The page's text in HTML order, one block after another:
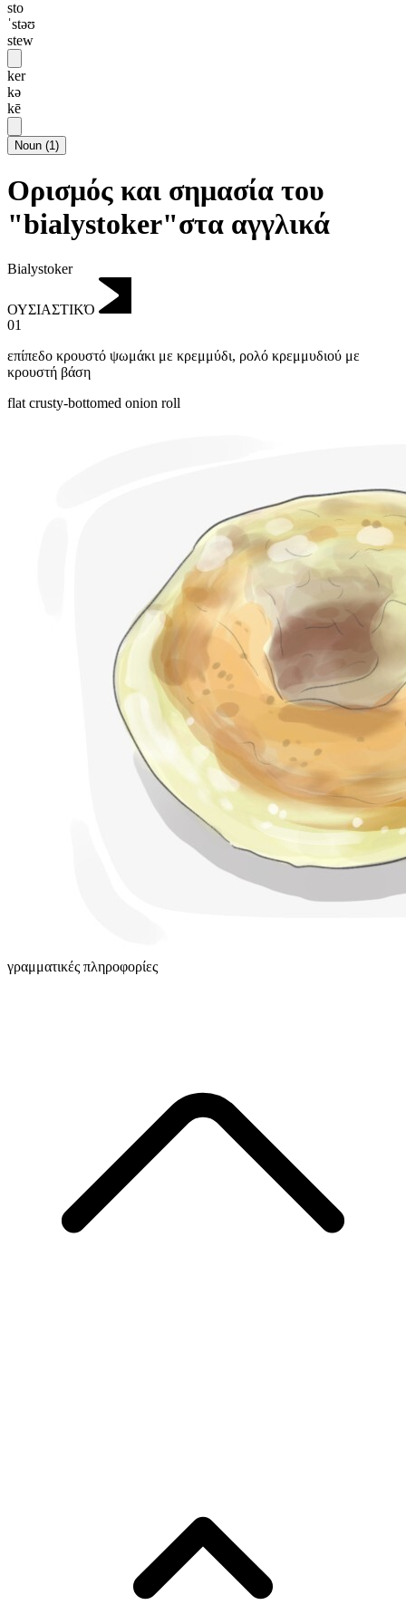
sto
ˈstəʊ
stew
ker
kə
kē
Noun (1)
Ορισμός και σημασία του
"bialystoker"στα αγγλικά
Bialystoker
ΟΥΣΙΑΣΤΙΚΌ
01
επίπεδο κρουστό ψωμάκι με κρεμμύδι, ρολό κρεμμυδιού με
κρουστή βάση
flat crusty-bottomed onion roll
γραμματικές πληροφορίες